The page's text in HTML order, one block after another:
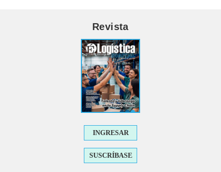
Revista
INGRESAR
SUSCRÍBASE